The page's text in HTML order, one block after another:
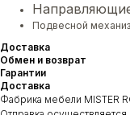
Подвесной
Доставка
Обмен и возврат
Гарантии
Доставка
Фабрика мебели MISTER